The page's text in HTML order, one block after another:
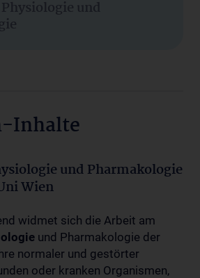
und
Inhalte
und Pharmakologie
Wien
widmet sich die Arbeit am
und Pharmakologie der
normaler und gestörter
oder kranken Organismen,